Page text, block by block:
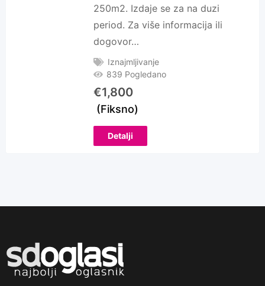
250m2. Izdaje se za na duzi
period. Za više informacija ili
dogovor…
Iznajmljivanje
839 Pogledano
€1,800
(Fiksno)
Detalji